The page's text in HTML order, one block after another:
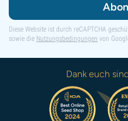
Diese Website ist durch reCAPTCHA
sowie die Nutzungsbedingungen von
Dank euch